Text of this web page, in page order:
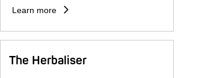
Learn more
The Herbaliser